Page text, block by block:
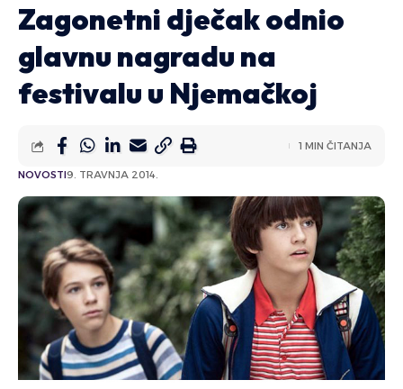
Zagonetni dječak odnio
glavnu nagradu na
festivalu u Njemačkoj
NOVOSTI9. TRAVNJA 2014.
1 MIN ČITANJA